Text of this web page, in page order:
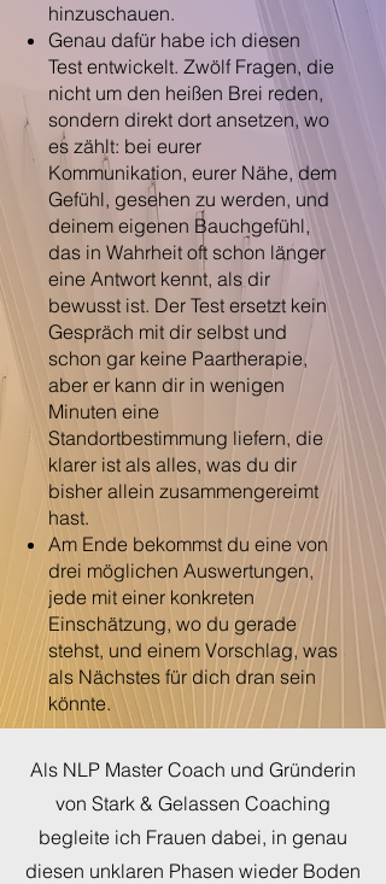
hinzuschauen.
Genau dafür habe ich diesen
Test entwickelt. Zwölf Fragen, die
nicht um den heißen Brei reden,
sondern direkt dort ansetzen, wo
es zählt: bei eurer
Kommunikation, eurer Nähe, dem
Gefühl, gesehen zu werden, und
deinem eigenen Bauchgefühl,
das in Wahrheit oft schon länger
eine Antwort kennt, als dir
bewusst ist. Der Test ersetzt kein
Gespräch mit dir selbst und
schon gar keine Paartherapie,
aber er kann dir in wenigen
Minuten eine
Standortbestimmung liefern, die
klarer ist als alles, was du dir
bisher allein zusammengereimt
hast.
Am Ende bekommst du eine von
drei möglichen Auswertungen,
jede mit einer konkreten
Einschätzung, wo du gerade
stehst, und einem Vorschlag, was
als Nächstes für dich dran sein
könnte.
Als NLP Master Coach und Gründerin
von Stark & Gelassen Coaching
begleite ich Frauen dabei, in genau
diesen unklaren Phasen wieder Boden